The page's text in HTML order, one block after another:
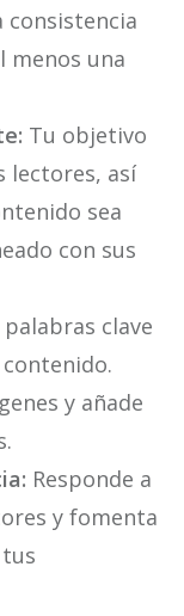
consistencia
menos una
Tu objetivo
lectores, así
sea
con sus
clave
y añade
Responde a
y fomenta